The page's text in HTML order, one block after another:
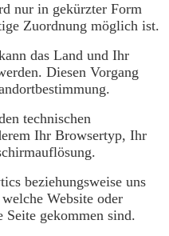
nur in gekürzter Form
Zuordnung möglich ist.
das Land und Ihr
Diesen Vorgang
technischen
Ihr Browsertyp, Ihr
beziehungsweise uns
Website oder
Seite gekommen sind.